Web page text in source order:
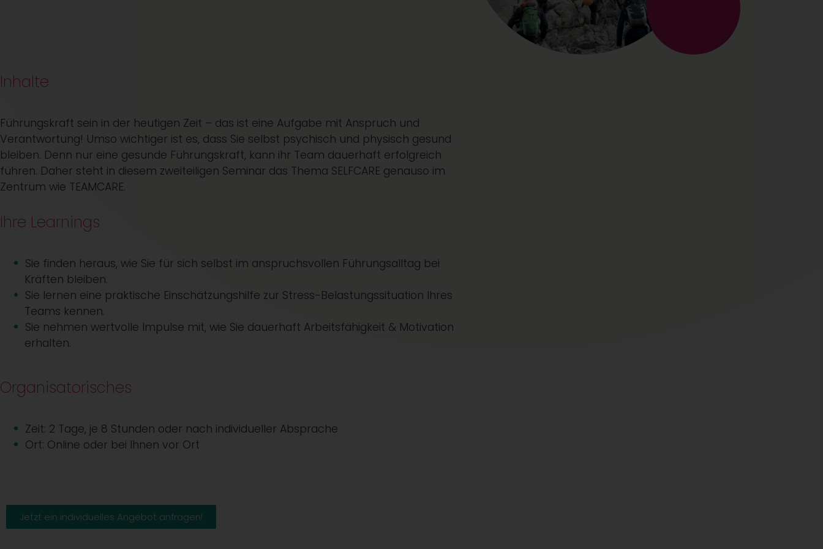
Inhalte
Führungskraft sein in der heutigen Zeit – das ist eine Aufgabe mit Anspruch und
Verantwortung! Umso wichtiger ist es, dass Sie selbst psychisch und physisch gesund
bleiben. Denn nur eine gesunde Führungskraft, kann ihr Team dauerhaft erfolgreich
führen. Daher steht in diesem zweiteiligen Seminar das Thema SELFCARE genauso im
Zentrum wie TEAMCARE.
Ihre Learnings
Sie finden heraus, wie Sie für sich selbst im anspruchsvollen Führungsalltag bei
Kräften bleiben.
Sie lernen eine praktische Einschätzungshilfe zur Stress-Belastungssituation Ihres
Teams kennen.
Sie nehmen wertvolle Impulse mit, wie Sie dauerhaft Arbeitsfähigkeit & Motivation
erhalten.
Organisatorisches
Zeit: 2 Tage, je 8 Stunden oder nach individueller Absprache
Ort: Online oder bei Ihnen vor Ort
Jetzt ein individuelles Angebot anfragen!